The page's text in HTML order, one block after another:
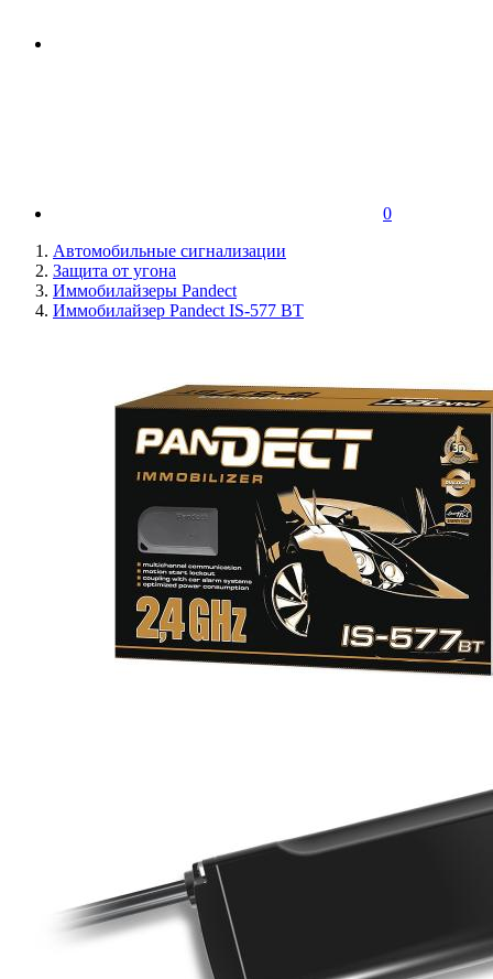
0
Автомобильные сигнализации
Защита от угона
Иммобилайзеры Pandect
Иммобилайзер Pandect IS-577 BT